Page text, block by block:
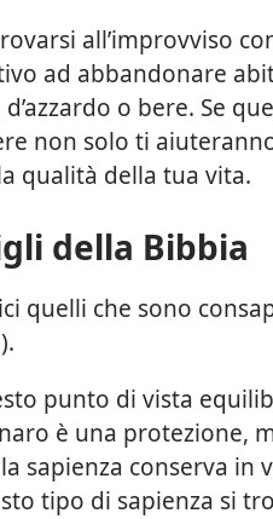
all’improvviso
ad abbandonare
o bere. Se
non solo ti
qualità della tua vita.
della Bibbia
quelli che sono
).
punto di vista
è una protezione,
sapienza conserva in
tipo di sapienza si